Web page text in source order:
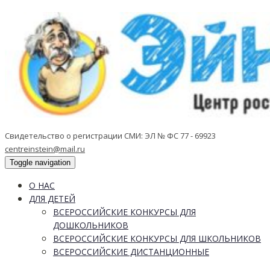
Свидетельство о регистрации СМИ: ЭЛ № ФС 77 - 69923
centreinstein@mail.ru
Toggle navigation
О НАС
ДЛЯ ДЕТЕЙ
ВСЕРОССИЙСКИЕ КОНКУРСЫ ДЛЯ
ДОШКОЛЬНИКОВ
ВСЕРОССИЙСКИЕ КОНКУРСЫ ДЛЯ ШКОЛЬНИКОВ
ВСЕРОССИЙСКИЕ ДИСТАНЦИОННЫЕ